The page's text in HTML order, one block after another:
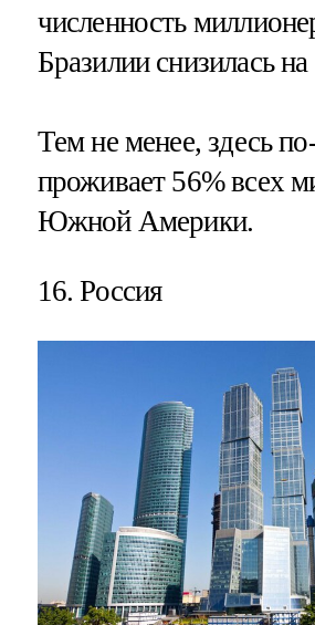
численность
Бразилии снизилась
Тем не менее, здесь
проживает 56% всех
Южной Америки.
16. Россия